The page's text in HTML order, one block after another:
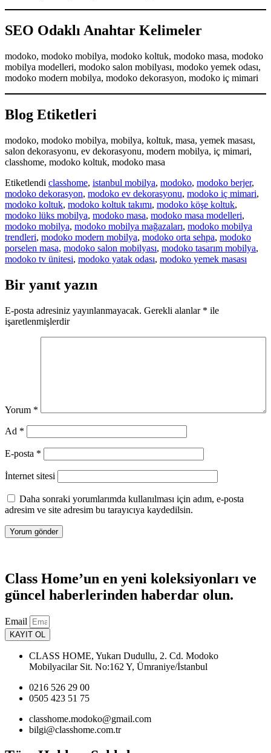
SEO Odaklı Anahtar Kelimeler
modoko, modoko mobilya, modoko koltuk, modoko masa, modoko
mobilya modelleri, modoko salon mobilyası, modoko yemek odası,
modoko modern mobilya, modoko dekorasyon, modoko iç mimari
Blog Etiketleri
modoko, modoko mobilya, mobilya, koltuk, masa, yemek masası,
salon dekorasyonu, ev dekorasyonu, modern mobilya, iç mimari,
classhome, modoko koltuk, modoko masa
Etiketlendi classhome, istanbul mobilya, modoko, modoko berjer,
modoko dekorasyon, modoko ev dekorasyonu, modoko iç mimari,
modoko koltuk, modoko koltuk takımı, modoko köşe koltuk,
modoko lüks mobilya, modoko masa, modoko masa modelleri,
modoko mobilya, modoko mobilya mağazaları, modoko mobilya
trendleri, modoko modern mobilya, modoko orta sehpa, modoko
porselen masa, modoko salon mobilyası, modoko tasarım mobilya,
modoko tv ünitesi, modoko yatak odası, modoko yemek masası
Bir yanıt yazın
E-posta adresiniz yayınlanmayacak. Gerekli alanlar * ile
işaretlenmişlerdir
Yorum *
Ad *
E-posta *
İnternet sitesi
Daha sonraki yorumlarımda kullanılması için adım, e-posta
adresim ve site adresim bu tarayıcıya kaydedilsin.
Class Home’un en yeni koleksiyonları ve
güncel haberlerinden haberdar olun.
Email
KAYIT OL
CLASS HOME, Yukarı Dudullu, 2. Cd. Modoko
Mobilyacilar Sit. No:162 Y, Ümraniye/İstanbul
0216 526 29 00
0505 423 51 75
classhome.modoko@gmail.com
bilgi@classhome.com.tr